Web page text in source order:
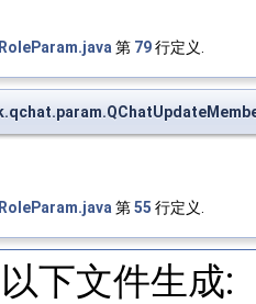
第 79行定义.
第55 行定义.
下文件生成: